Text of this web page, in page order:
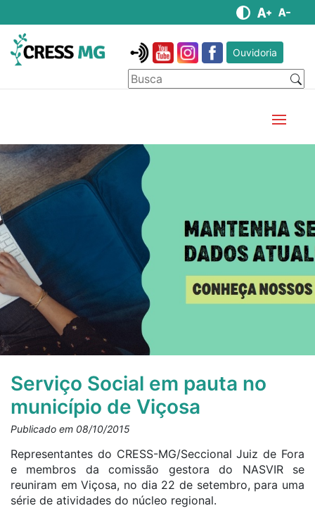
Ouvidoria
Serviço Social em pauta no
município de Viçosa
Publicado em 08/10/2015
Representantes do CRESS-MG/Seccional Juiz de Fora
e membros da comissão gestora do NASVIR se
reuniram em Viçosa, no dia 22 de setembro, para uma
série de atividades do núcleo regional.